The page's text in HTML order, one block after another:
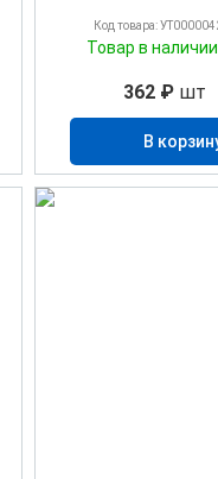
Код товара:
Товар в наличии
362 ₽ шт
В